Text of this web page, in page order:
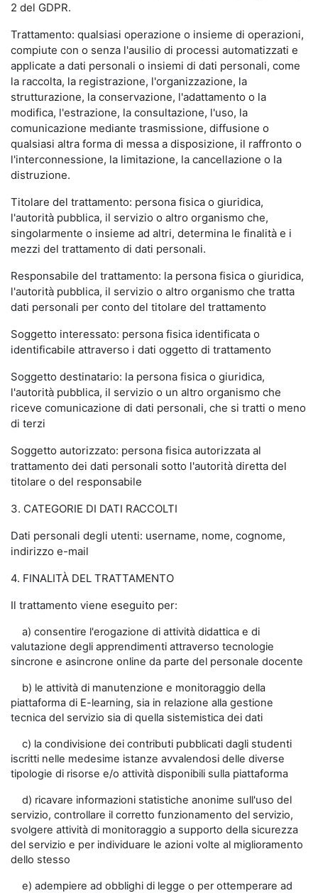
2 del GDPR.
Trattamento: qualsiasi operazione o insieme di operazioni,
compiute con o senza l'ausilio di processi automatizzati e
applicate a dati personali o insiemi di dati personali, come
la raccolta, la registrazione, l'organizzazione, la
strutturazione, la conservazione, l'adattamento o la
modifica, l'estrazione, la consultazione, l'uso, la
comunicazione mediante trasmissione, diffusione o
qualsiasi altra forma di messa a disposizione, il raffronto o
l'interconnessione, la limitazione, la cancellazione o la
distruzione.
Titolare del trattamento: persona fisica o giuridica,
l'autorità pubblica, il servizio o altro organismo che,
singolarmente o insieme ad altri, determina le finalità e i
mezzi del trattamento di dati personali.
Responsabile del trattamento: la persona fisica o giuridica,
l'autorità pubblica, il servizio o altro organismo che tratta
dati personali per conto del titolare del trattamento
Soggetto interessato: persona fisica identificata o
identificabile attraverso i dati oggetto di trattamento
Soggetto destinatario: la persona fisica o giuridica,
l'autorità pubblica, il servizio o un altro organismo che
riceve comunicazione di dati personali, che si tratti o meno
di terzi
Soggetto autorizzato: persona fisica autorizzata al
trattamento dei dati personali sotto l'autorità diretta del
titolare o del responsabile
3. CATEGORIE DI DATI RACCOLTI
Dati personali degli utenti: username, nome, cognome,
indirizzo e-mail
4. FINALITÀ DEL TRATTAMENTO
Il trattamento viene eseguito per:
a) consentire l'erogazione di attività didattica e di
valutazione degli apprendimenti attraverso tecnologie
sincrone e asincrone online da parte del personale docente
b) le attività di manutenzione e monitoraggio della
piattaforma di E-learning, sia in relazione alla gestione
tecnica del servizio sia di quella sistemistica dei dati
c) la condivisione dei contributi pubblicati dagli studenti
iscritti nelle medesime istanze avvalendosi delle diverse
tipologie di risorse e/o attività disponibili sulla piattaforma
d) ricavare informazioni statistiche anonime sull'uso del
servizio, controllare il corretto funzionamento del servizio,
svolgere attività di monitoraggio a supporto della sicurezza
del servizio e per individuare le azioni volte al miglioramento
dello stesso
e) adempiere ad obblighi di legge o per ottemperare ad